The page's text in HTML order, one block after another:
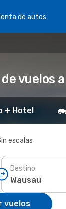
de autos
vuelos a
+ Hotel
escalas
Destino
vuelos